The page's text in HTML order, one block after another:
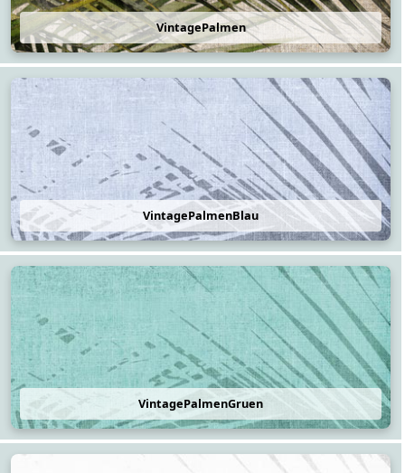
VintagePalmen
VintagePalmenBlau
VintagePalmenGruen